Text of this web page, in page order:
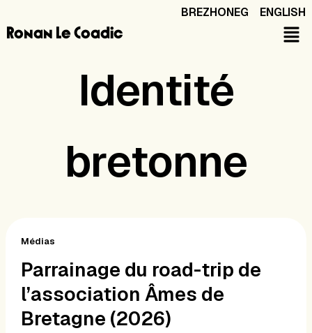
au
contenu
BREZHONEG ENGLISH
Ronan Le Coadic
Identité
bretonne
Médias
Parrainage du road-trip de
l’association Âmes de
Bretagne (2026)
du
trip
de
Âmes